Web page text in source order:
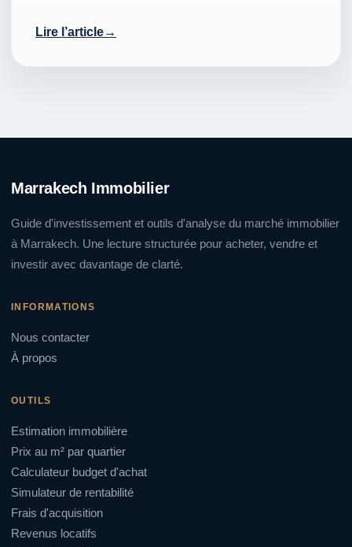
Lire l’article
Marrakech Immobilier
Guide d'investissement et outils d'analyse du marché immobilier
à Marrakech. Une lecture structurée pour acheter, vendre et
investir avec davantage de clarté.
INFORMATIONS
Nous contacter
À propos
OUTILS
Estimation immobilière
Prix au m² par quartier
Calculateur budget d'achat
Simulateur de rentabilité
Frais d'acquisition
Revenus locatifs